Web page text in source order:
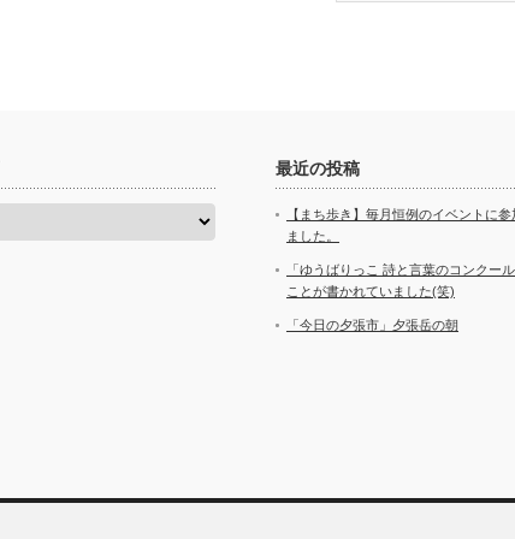
最近の投稿
【まち歩き】毎月恒例のイベントに参
ました。
「ゆうばりっこ 詩と言葉のコンクー
ことが書かれていました(笑)
「今日の夕張市」夕張岳の朝